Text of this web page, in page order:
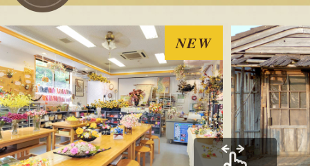
賞味期限：風味の
米後1ヵ月以内に
￥3,950～(送料
受付中 のし可 定
令和7年度米 佐
NEW